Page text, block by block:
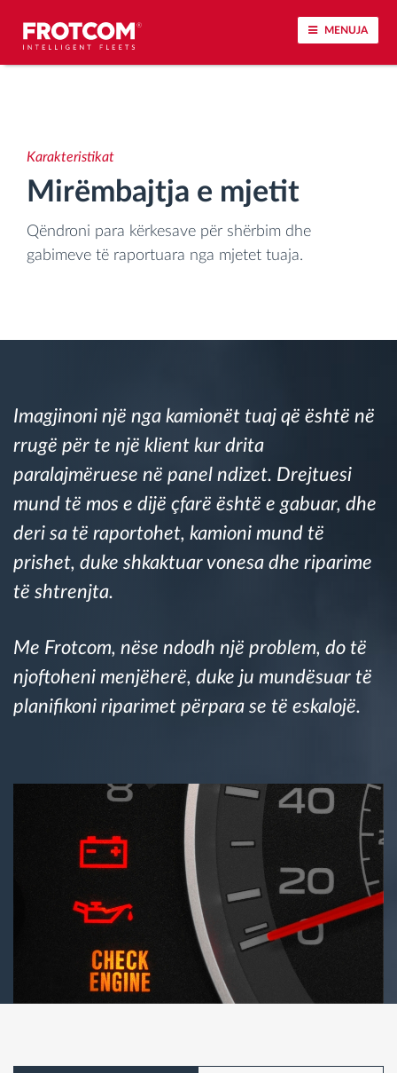
MENUJA
Monitorimi i kohës së ngasjes
Menaxhimi i karburantit
Planifikimi dhe monitorimi rrugor
Identifikim automatik i shoferëve
Zbuloni të gjitha tiparet
Si të zgjidhim çdo kërkëse të aktivitetit të flotës
Llogaritësi i Kursimeve
Karakteristikat
Mirëmbajtja e mjetit
Qëndroni para kërkesave për shërbim dhe
gabimeve të raportuara nga mjetet tuaja.
Imagjinoni një nga kamionët tuaj që është në
rrugë për te një klient kur drita
paralajmëruese në panel ndizet. Drejtuesi
mund të mos e dijë çfarë është e gabuar, dhe
deri sa të raportohet, kamioni mund të
prishet, duke shkaktuar vonesa dhe riparime
të shtrenjta.
Me Frotcom, nëse ndodh një problem, do të
njoftoheni menjëherë, duke ju mundësuar të
planifikoni riparimet përpara se të eskalojë.